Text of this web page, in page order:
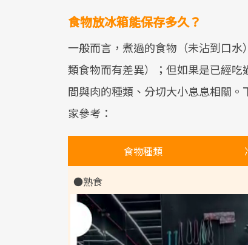
食物放冰箱能保存多久？
一般而言，煮過的食物（未沾到口
類食物而有差異）；但如果是已經
間與肉的種類、分切大小息息相關
家參考：
食物種類
●熟食